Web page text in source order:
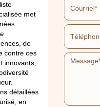
DEVIS GRATUIT
met
de
contre ces
innovants,
détaillées
en